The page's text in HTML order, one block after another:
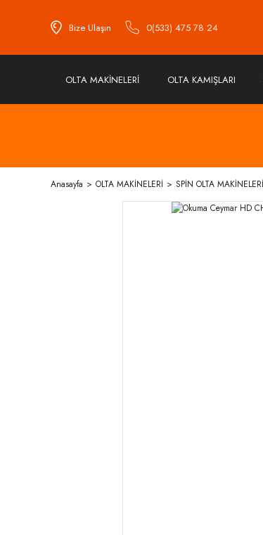
Bize Ulaşın 0(533) 475 78 24
OLTA MAKİNELERİ OLTA KAMIŞLARI
Anasayfa OLTA MAKİNELERİ SPİN OLTA MAKİNELERİ